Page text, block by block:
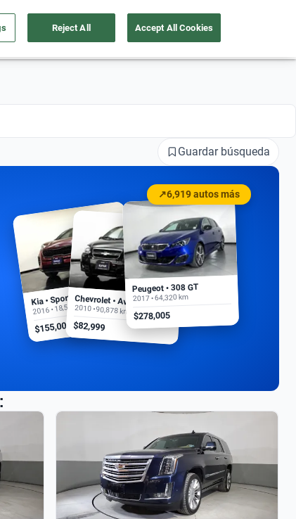
Nosotros Ubicación
Guardar búsqueda
↗6,919 autos más
Kia • Sportage EX
2016 • 18,500 km
$155,000
Chevrolet • Aveo
2010 • 90,878 km
$82,999
Peugeot • 308 GT
2017 • 64,320 km
$278,005
Reject All Accept All Cookies